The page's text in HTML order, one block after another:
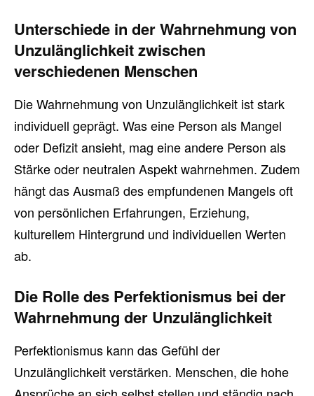
Unterschiede in der Wahrnehmung von
Unzulänglichkeit zwischen
verschiedenen Menschen
Die Wahrnehmung von Unzulänglichkeit ist stark
individuell geprägt. Was eine Person als Mangel
oder Defizit ansieht, mag eine andere Person als
Stärke oder neutralen Aspekt wahrnehmen. Zudem
hängt das Ausmaß des empfundenen Mangels oft
von persönlichen Erfahrungen, Erziehung,
kulturellem Hintergrund und individuellen Werten
ab.
Die Rolle des Perfektionismus bei der
Wahrnehmung der Unzulänglichkeit
Perfektionismus kann das Gefühl der
Unzulänglichkeit verstärken. Menschen, die hohe